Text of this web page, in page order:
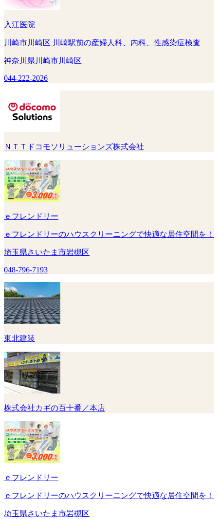
入江医院
川崎市川崎区 川崎駅前の産婦人科、内科、性感染症検査
神奈川県川崎市川崎区
044-222-2026
ＮＴＴドコモソリューションズ株式会社
ｅフレンドリー
ｅフレンドリーのハウスクリーニングで快適な居住空間を！
埼玉県さいたま市岩槻区
048-796-7193
東北建装
株式会社カギの百十番／本店
ｅフレンドリー
ｅフレンドリーのハウスクリーニングで快適な居住空間を！
埼玉県さいたま市岩槻区